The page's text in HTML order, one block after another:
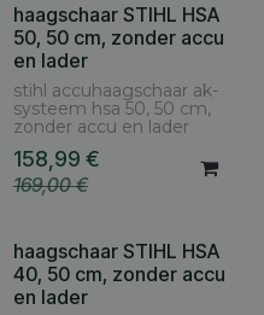
haagschaar STIHL HSA
50, 50 cm, zonder accu
en lader
stihl accuhaagschaar ak-
systeem hsa 50, 50 cm,
zonder accu en lader
158,99 €
169,00€
Cashback AS € 30
haagschaar STIHL HSA
40, 50 cm, zonder accu
en lader